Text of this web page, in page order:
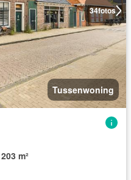
34fotos
Tussenwoning
203 m²